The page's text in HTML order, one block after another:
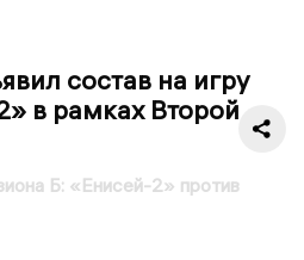
состав на игру
в рамках Второй
Б: «Енисей-2» против